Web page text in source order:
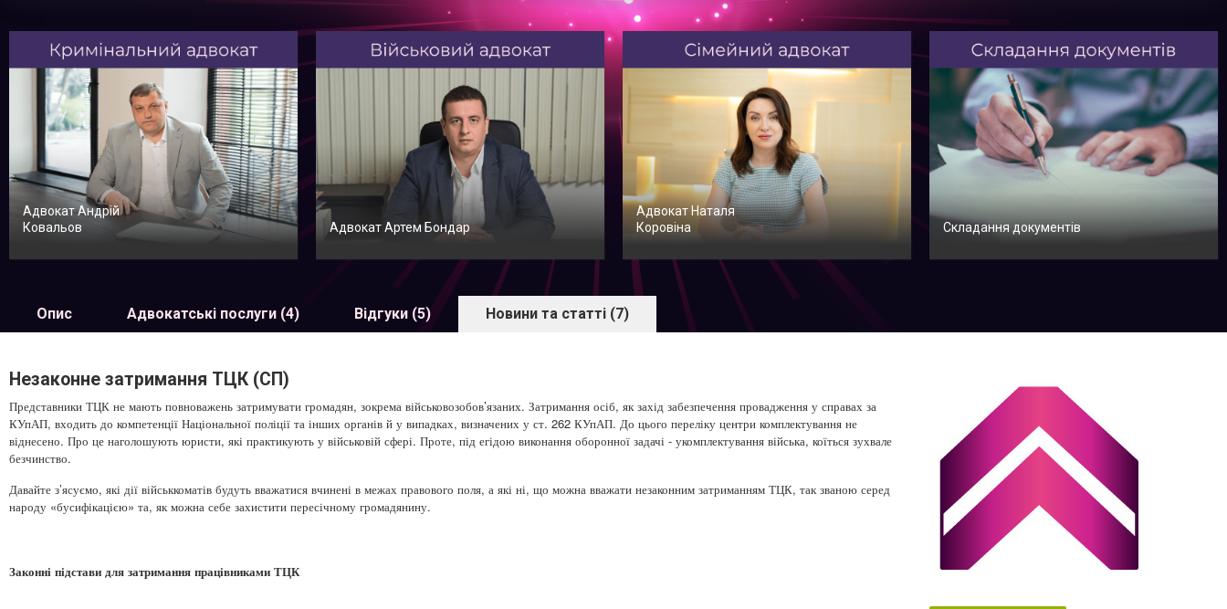
Адвокат Андрій
Ковальов
Адвокат Артем Бондар
Адвокат Наталя
Коровіна
Складання документів
Опис Адвокатські послуги (4) Відгуки (5) Новини та статті (7)
Незаконне затримання ТЦК (СП)
Представники ТЦК не мають повноважень затримувати громадян, зокрема військовозобов’язаних. Затримання осіб, як захід забезпечення провадження у справах за
КУпАП, входить до компетенції Національної поліції та інших органів й у випадках, визначених у ст. 262 КУпАП. До цього переліку центри комплектування не
віднесено. Про це наголошують юристи, які практикують у військовій сфері. Проте, під егідою виконання оборонної задачі - укомплектування війська, коїться зухвале
безчинство.
Давайте з’ясуємо, які дії військкоматів будуть вважатися вчинені в межах правового поля, а які ні, що можна вважати незаконним затриманням ТЦК, так званою серед
народу «бусифікацією» та, як можна себе захистити пересічному громадянину.
Законні підстави для затримання працівниками ТЦК